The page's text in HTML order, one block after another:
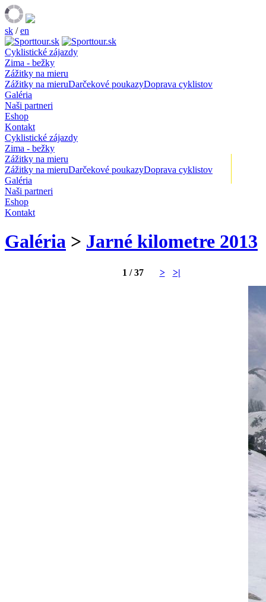
sk /en
Cyklistické zájazdy
Zima - bežky
Zážitky na mieru
Zážitky na mieruDarčekové poukazyDoprava cyklistov
Galéria
Naši partneri
Eshop
Kontakt
Cyklistické zájazdy
Zima - bežky
Zážitky na mieru
Zážitky na mieruDarčekové poukazyDoprava cyklistov
Galéria
Naši partneri
Eshop
Kontakt
Galéria > Jarné kilometre 2013
1 / 37 > >|